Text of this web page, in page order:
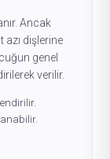
Ancak
dişlerine
genel
verilir.